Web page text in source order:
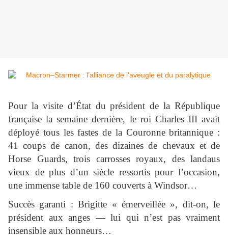
Pour la visite d’État du président de la République
française la semaine dernière, le roi Charles III avait
déployé tous les fastes de la Couronne britannique :
41 coups de canon, des dizaines de chevaux et de
Horse Guards, trois carrosses royaux, des landaus
vieux de plus d’un siècle ressortis pour l’occasion,
une immense table de 160 couverts à Windsor…
Succès garanti : Brigitte « émerveillée », dit-on, le
président aux anges — lui qui n’est pas vraiment
insensible aux honneurs…